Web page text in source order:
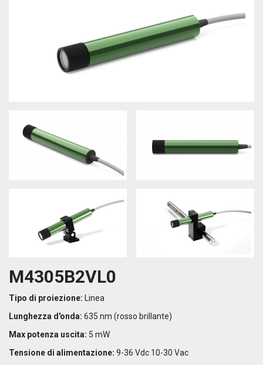
M4305B2VL0
Tipo di proiezione: Linea
Lunghezza d'onda: 635 nm (rosso brillante)
Max potenza uscita: 5 mW
Tensione di alimentazione: 9-36 Vdc 10-30 Vac